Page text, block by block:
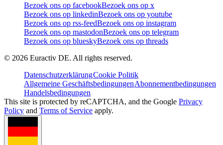
Bezoek ons op facebookBezoek ons op x
Bezoek ons op linkedinBezoek ons op youtube
Bezoek ons op rss-feedBezoek ons op instagram
Bezoek ons op mastodonBezoek ons op telegram
Bezoek ons op blueskyBezoek ons op threads
© 2026 Euractiv DE. All rights reserved.
DatenschutzerklärungCookie Politik
Allgemeine GeschäftsbedingungenAbonnementbedingungen
Handelsbedingungen
This site is protected by reCAPTCHA, and the Google Privacy
Policy and Terms of Service apply.